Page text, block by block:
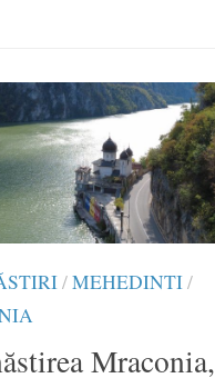
/MEHEDINTI/
Mraconia,